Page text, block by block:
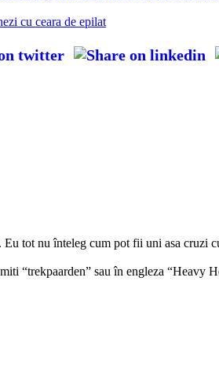
cu ceara de epilat
tot nu înteleg cum pot fii uni asa cruzi
“trekpaarden” sau în engleza “Heavy